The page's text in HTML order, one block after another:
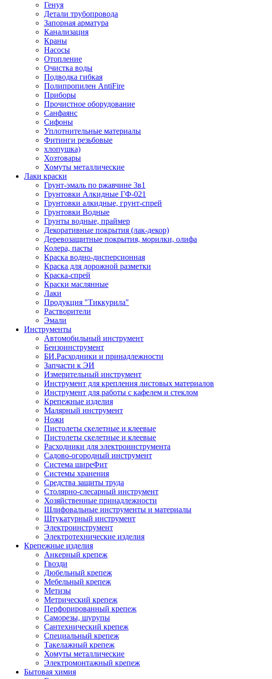
Генуя
Детали трубопровода
Запорная арматура
Канализация
Краны
Насосы
Отопление
Очистка воды
Подводка гибкая
Полипропилен AntiFire
Приборы
Прочистное оборудование
Санфаянс
Сифоны
Уплотнительные материалы
Фитинги резьбовые
хлопушка)
Хозтовары
Хомуты металлические
Лаки краски
Грунт-эмаль по ржавчине 3в1
Грунтовки Алкидные ГФ-021
Грунтовки алкидные, грунт-спрей
Грунтовки Водные
Грунты водные, праймер
Декоративные покрытия (лак-декор)
Деревозащитные покрытия, морилки, олифа
Колера, пасты
Краска водно-дисперсионная
Краска для дорожной разметки
Краска-спрей
Краски маслянные
Лаки
Продукция "Тиккурила"
Растворители
Эмали
Инструменты
Автомобильный инструмент
Бензоинструмент
БИ.Расходники и принадлежности
Запчасти к ЭИ
Измерительный инструмент
Инструмент для крепления листовых материалов
Инструмент для работы с кафелем и стеклом
Крепежные изделия
Малярный инструмент
Ножи
Пистолеты скелетные и клеевые
Пистолеты скелетные и клеевые
Расходники для электроинструмента
Садово-огородный инструмент
Система ширеФит
Системы хранения
Средства защиты труда
Столярно-слесарный инструмент
Хозяйственные принадлежности
Шлифовальные инструменты и материалы
Штукатурный инструмент
Электроинструмент
Электротехнические изделия
Крепежные изделия
Анкерный крепеж
Гвозди
Дюбельный крепеж
Мебельный крепеж
Метизы
Метрический крепеж
Перфорированный крепеж
Саморезы, шурупы
Сантехнический крепеж
Специальный крепеж
Такелажный крепеж
Хомуты металлические
Электромонтажный крепеж
Бытовая химия